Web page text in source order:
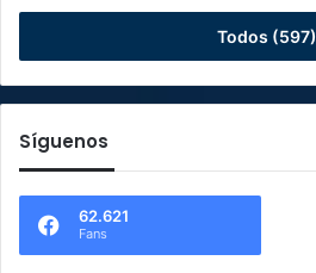
Todos (597)
Síguenos
62.621
Fans